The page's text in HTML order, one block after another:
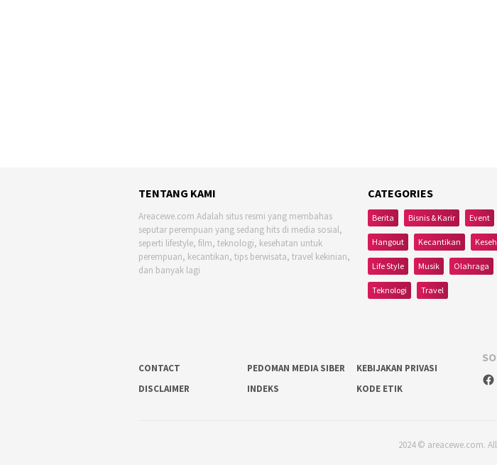
TENTANG KAMI
Areacewe.com Adalah situs resmi yang membahas
seputar perempuan yang sedang hits di media sosial,
seperti lifestyle, film, teknologi, kesehatan untuk
perempuan, kecantikan, tips berwisata, travel kekinian,
dan banyak lagi
CATEGORIES
Berita Bisnis & Karir Event
Hangout Kecantikan
Life Style Musik Olahraga
Teknologi Travel
CONTACT PEDOMAN MEDIA SIBER
KEBIJAKAN PRIVASI
DISCLAIMER
INDEKS KODE ETIK
2024 © areacewe.com.